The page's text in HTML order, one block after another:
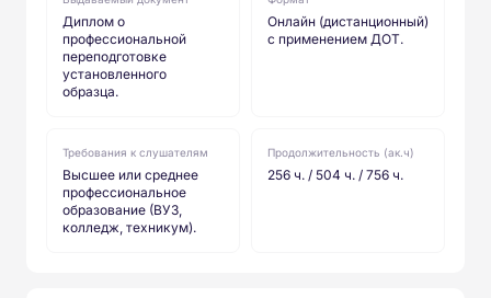
Диплом о
профессиональной
переподготовке
установленного
образца.
Онлайн (дистанционный)
с применением ДОТ.
Требования к слушателям
Высшее или среднее
профессиональное
образование (ВУЗ,
колледж, техникум).
Продолжительность (ак.ч)
256 ч. / 504 ч. / 756 ч.